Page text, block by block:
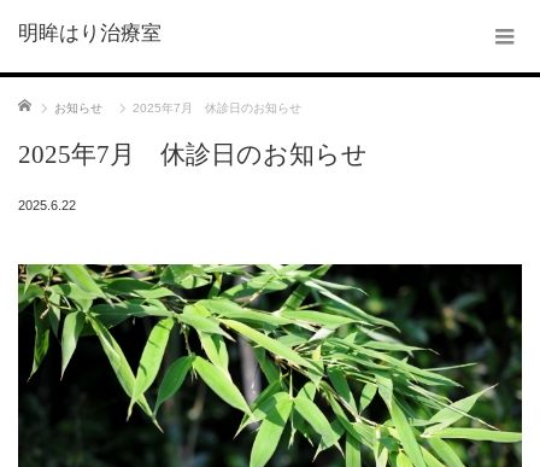
明眸はり治療室
ホーム お知らせ 2025年7月 休診日のお知らせ
2025年7月 休診日のお知らせ
2025.6.22